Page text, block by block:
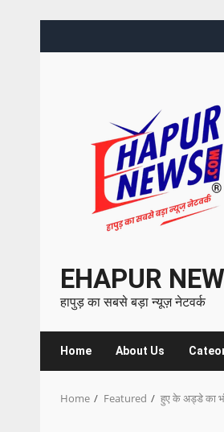
EHAPUR
हापुड़ का सबसे बड़ा न्यूज़ नेटवर्क
Home About Us
Home Featured हुए के अड्डे का